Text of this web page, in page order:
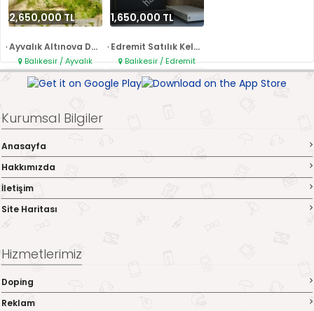
2,650,000 TL
.
Ayvalık Altınova Denize yakın ..
Balıkesir / Ayvalık
1,650,000 TL
.
Edremit Satılık Kelepir Daire...
Balıkesir / Edremit
Kurumsal Bilgiler
Anasayfa
Hakkımızda
İletişim
Site Haritası
Hizmetlerimiz
Doping
Reklam